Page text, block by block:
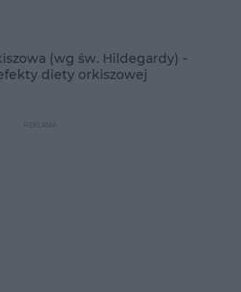
(wg św. Hildegardy) -
diety orkiszowej